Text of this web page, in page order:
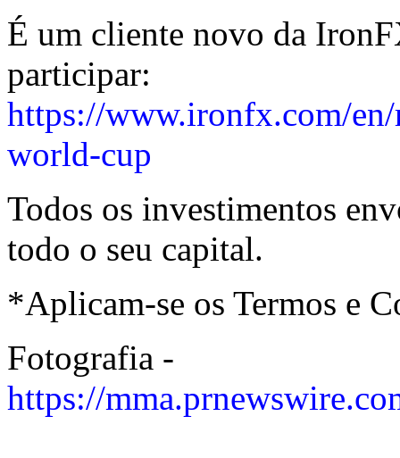
É um cliente novo da
participar:
https://www.ironfx.com/
world-cup
Todos os investimentos
todo o seu capital.
*Aplicam-se os Termos e
Fotografia -
https://